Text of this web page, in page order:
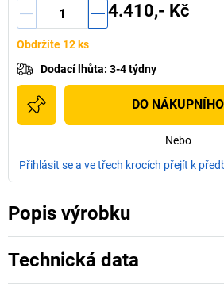
4.410,- Kč
Obdržíte 12 ks
Dodací lhůta: 3-4 týdny
DO
Nebo
Přihlásit se a ve třech krocích přejít k
Popis výrobku
Technická data